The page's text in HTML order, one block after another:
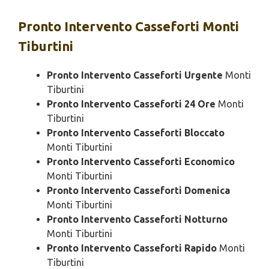
Pronto Intervento Casseforti Monti
Tiburtini
Pronto Intervento Casseforti Urgente Monti
Tiburtini
Pronto Intervento Casseforti 24 Ore Monti
Tiburtini
Pronto Intervento Casseforti Bloccato
Monti Tiburtini
Pronto Intervento Casseforti Economico
Monti Tiburtini
Pronto Intervento Casseforti Domenica
Monti Tiburtini
Pronto Intervento Casseforti Notturno
Monti Tiburtini
Pronto Intervento Casseforti Rapido Monti
Tiburtini